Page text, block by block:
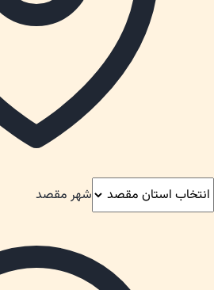
شهر مقصد